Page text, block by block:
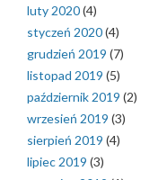
luty 2020(4)
styczeń 2020(4)
grudzień 2019 (7)
listopad 2019 (5)
październik 2019 (2)
wrzesień 2019 (3)
sierpień 2019 (4)
lipiec 2019 (3)